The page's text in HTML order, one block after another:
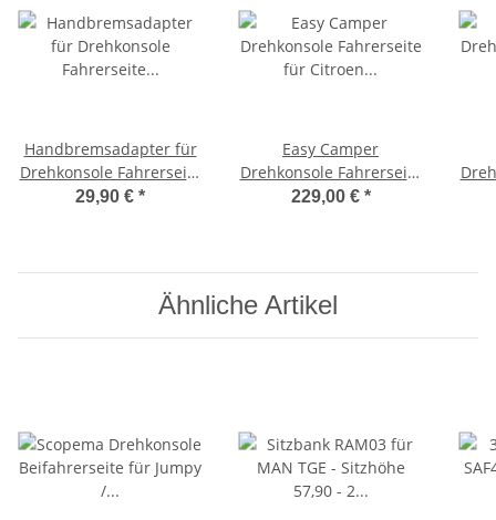
Handbremsadapter für
Drehkonsole Fahrerseite
für Peugeot Expert K0 /
29,90 € *
Easy Camper
Drehkonsole Fahrerseite
für Citroen Jumpy ab
229,00 € *
Ähnliche Artikel